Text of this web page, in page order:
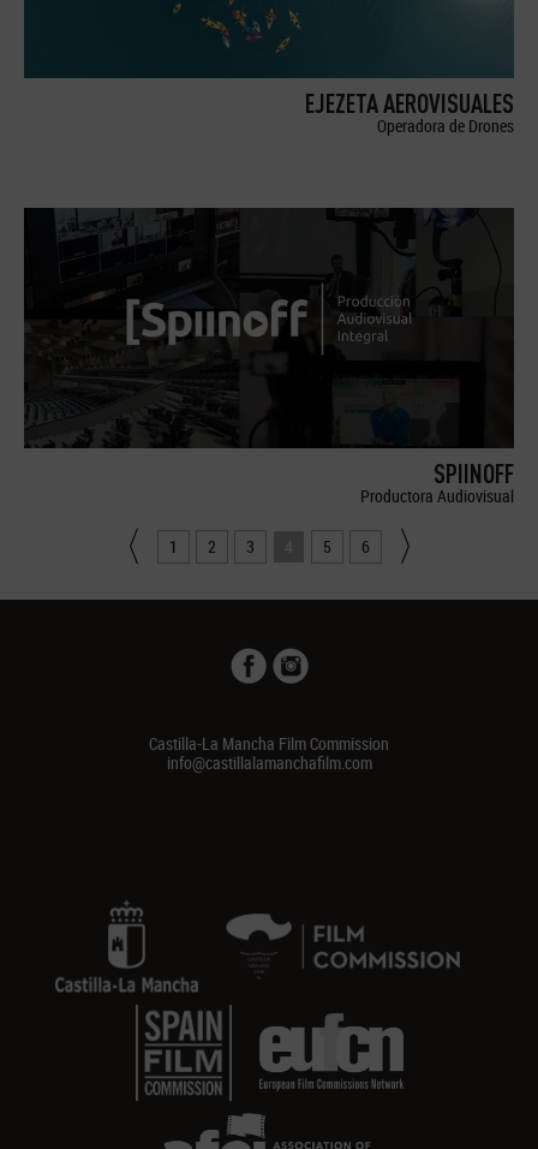
EJEZETA AEROVISUALES
Operadora de Drones
SPIINOFF
Productora Audiovisual
1 2 3 4 5 6
Castilla-La Mancha Film Commission
info@castillalamanchafilm.com